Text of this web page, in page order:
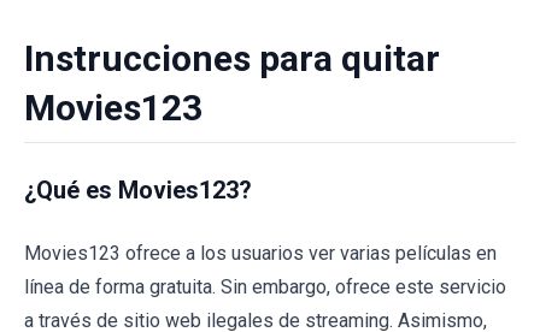
Instrucciones para quitar
Movies123
¿Qué es Movies123?
Movies123 ofrece a los usuarios ver varias películas en
línea de forma gratuita. Sin embargo, ofrece este servicio
a través de sitio web ilegales de streaming. Asimismo,